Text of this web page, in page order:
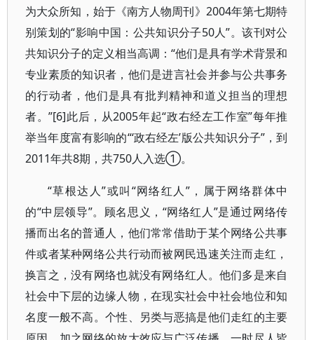
为大众所知，始于《南方人物周刊》2004年第七期特
别策划的“影响中国：公共知识分子50人”。该刊对公
共知识分子的定义相当高调：“他们是具有学术背景和
专业素质的知识者，他们是进言社会并参与公共事务
的行动者，他们是具有批判精神和道义担当的理想
者。”[6]此后，从2005年起“政右经左工作室”每年推
举当年度富有影响的“‘政右经左’版公共知识分子”，到
2011年共8期，共750人入选①。
“草根达人”或叫“网络红人”，属于网络群体中
的“中层领导”。顾名思义，“网络红人”是通过网络传
播而出名的普通人，他们常常借助于某个网络公共事
件或者某种网络公共行动而被网民迅速关注而走红，
换言之，没有网络也就没有网络红人。他们多是来自
社会中下层的边缘人物，在现实社会中社会地位和知
名度一般不高。个性、另类与恶搞是他们走红的主要